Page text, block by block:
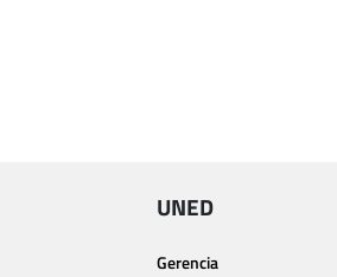
UNED
Gerencia